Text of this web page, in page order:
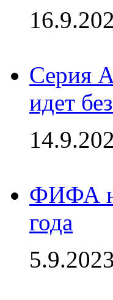
Серия
идет
ФИФА
года